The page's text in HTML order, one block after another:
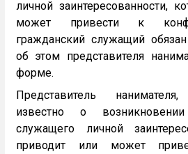
личной заинтересованности,
может привести к
гражданский служащий
об этом представителя
форме.
Представитель
известно о
служащего личной
приводит или может